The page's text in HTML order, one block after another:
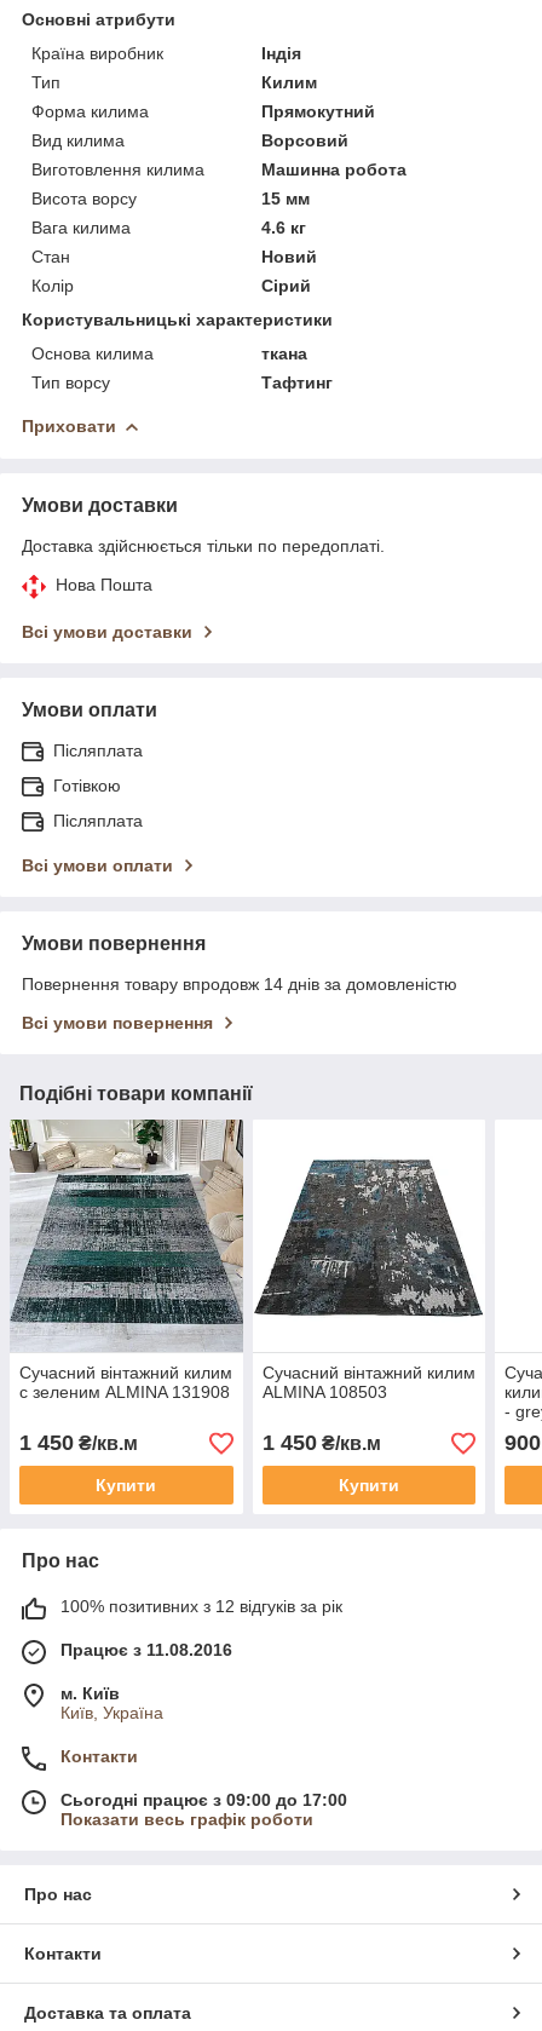
Основні атрибути
Країна виробник
Індія
Тип
Килим
Форма килима
Прямокутний
Вид килима
Ворсовий
Виготовлення килима
Машинна робота
Висота ворсу
15 мм
Вага килима
4.6 кг
Стан
Новий
Колір
Сірий
Користувальницькі характеристики
Основа килима
ткана
Тип ворсу
Тафтинг
Приховати
Умови доставки
Доставка здійснюється тільки по передоплаті.
Нова Пошта
Всі умови доставки
Умови оплати
Післяплата
Готівкою
Післяплата
Всі умови оплати
Умови повернення
Повернення товару впродовж 14 днів за домовленістю
Всі умови повернення
Подібні товари компанії
Сучасний вінтажний килим
с зеленим ALMINA 131908
1 450 ₴/кв.м
Купити
Сучасний вінтажний килим
ALMINA 108503
1 450₴/кв.м
Купити
-
900
Про нас
100% позитивних з 12 відгуків за рік
Працює з 11.08.2016
м. Київ
Київ, Україна
Контакти
Сьогодні працює з 09:00 до 17:00
Показати весь графік роботи
Про нас
Контакти
Доставка та оплата